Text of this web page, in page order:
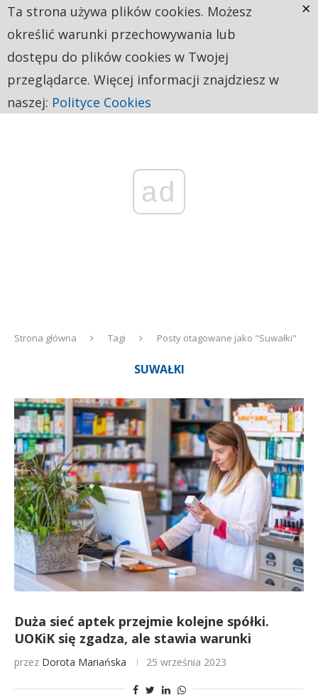
ad
Strona główna Tagi Posty otagowane jako "Suwałki"
SUWAŁKI
Duża sieć aptek przejmie kolejne spółki.
UOKiK się zgadza, ale stawia warunki
przez Dorota Mariańska 25 września 2023
Ta strona używa plików cookies. Możesz
określić warunki przechowywania lub
dostępu do plików cookies w Twojej
przeglądarce. Więcej informacji znajdziesz w
naszej: Polityce Cookies
×